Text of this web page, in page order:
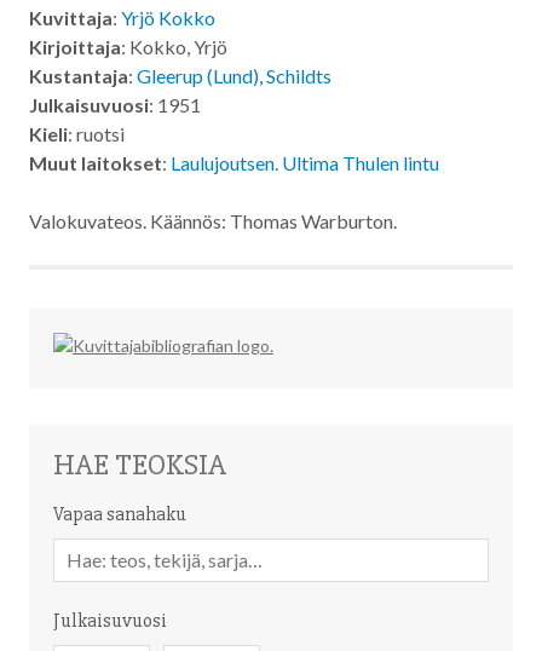
Kuvittaja: Yrjö Kokko
Kirjoittaja: Kokko, Yrjö
Kustantaja: Gleerup (Lund),Schildts
Julkaisuvuosi: 1951
Kieli: ruotsi
Muut laitokset: Laulujoutsen. Ultima Thulen lintu
Valokuvateos. Käännös: Thomas Warburton.
HAE TEOKSIA
Vapaa sanahaku
sanahaku
Julkaisuvuosi